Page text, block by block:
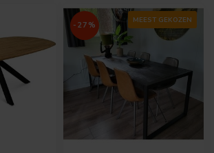
MEEST GEKOZEN
-27%